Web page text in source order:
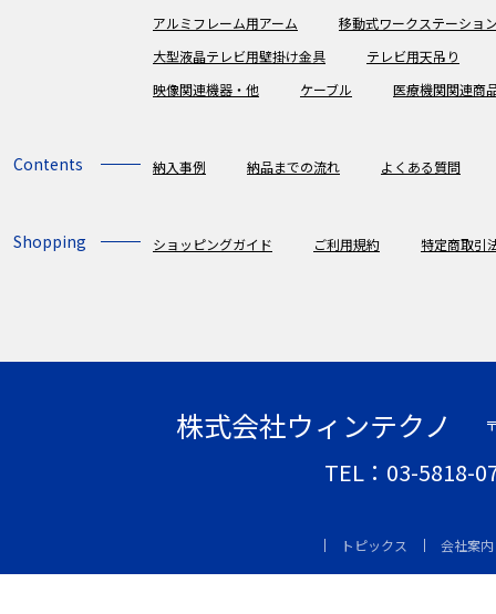
アルミフレーム用アーム
移動式ワークステーショ
大型液晶テレビ用壁掛け金具
テレビ用天吊り
映像関連機器・他
ケーブル 医療機関関連商
Contents 納入事例 納品までの流れ よくある質問
Shopping ショッピングガイド ご利用規約 特定商取引
株式会社ウィンテクノ
TEL：03-5818-
トピックス 会社案内